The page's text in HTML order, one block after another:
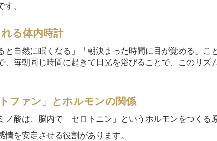
。
る体内時計
と自然に眠くなる」「朝決まった時間に目が覚める」こ
、毎朝同じ時間に起きて日光を浴びることで、このリズ
ファン」とホルモンの関係
ノ酸は、脳内で「セロトニン」というホルモンをつくる
を安定させる役割があります。